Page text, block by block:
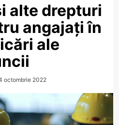
alte drepturi
angajați în
ale
octombrie 2022